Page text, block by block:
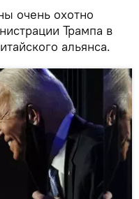
очень охотно
Трампа в
альянса.